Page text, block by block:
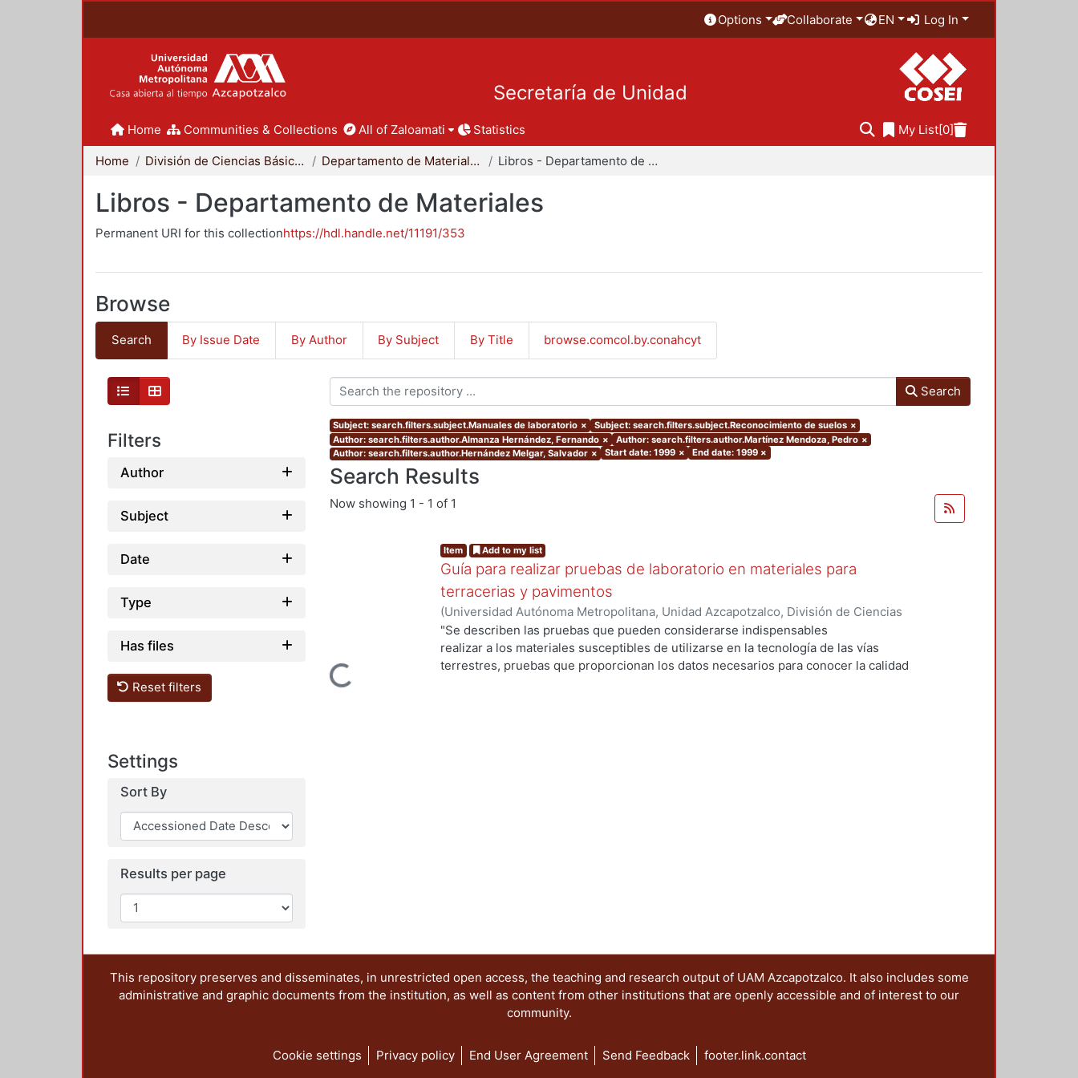
Options Collaborate EN Log In
Secretaría de Unidad
Home Communities & Collections All of Zaloamati Statistics My List[0]
Home División de Ciencias Básicas e Ingeniería Departamento de Materiales Libros - Departamento de Materiales
Libros - Departamento de Materiales
Permanent URI for this collectionhttps://hdl.handle.net/11191/353
Browse
Search By Issue Date By Author By Subject By Title browse.comcol.by.conahcyt
Filters
Author
Subject
Date
Type
Has files
Reset filters
Settings
Sort By
Results per page
Search
Subject: search.filters.subject.Manuales de laboratorio × Subject: search.filters.subject.Reconocimiento de suelos ×
Author: search.filters.author.Almanza Hernández, Fernando × Author: search.filters.author.Martínez Mendoza, Pedro ×
Author: search.filters.author.Hernández Melgar, Salvador × Start date: 1999 × End date: 1999 ×
Search Results
Now showing 1 - 1 of 1
Loading...
Item Add to my list
Guía para realizar pruebas de laboratorio en materiales para
terracerias y pavimentos
(Universidad Autónoma Metropolitana, Unidad Azcapotzalco, División de Ciencias
Básicas e Ingeniería, Departamento de Materiales,1999)Domínguez Peña, René
Hernández Melgar, Salvador;Martínez Mendoza, Pedro;Almanza Hernández,
Fernando
"Se describen las pruebas que pueden considerarse indispensables
realizar a los materiales susceptibles de utilizarse en la tecnología de las vías
terrestres, pruebas que proporcionan los datos necesarios para conocer la calidad
This repository preserves and disseminates, in unrestricted open access, the teaching and research output of UAM Azcapotzalco. It also includes some
administrative and graphic documents from the institution, as well as content from other institutions that are openly accessible and of interest to our
community.
Cookie settings Privacy policy End User Agreement Send Feedback footer.link.contact